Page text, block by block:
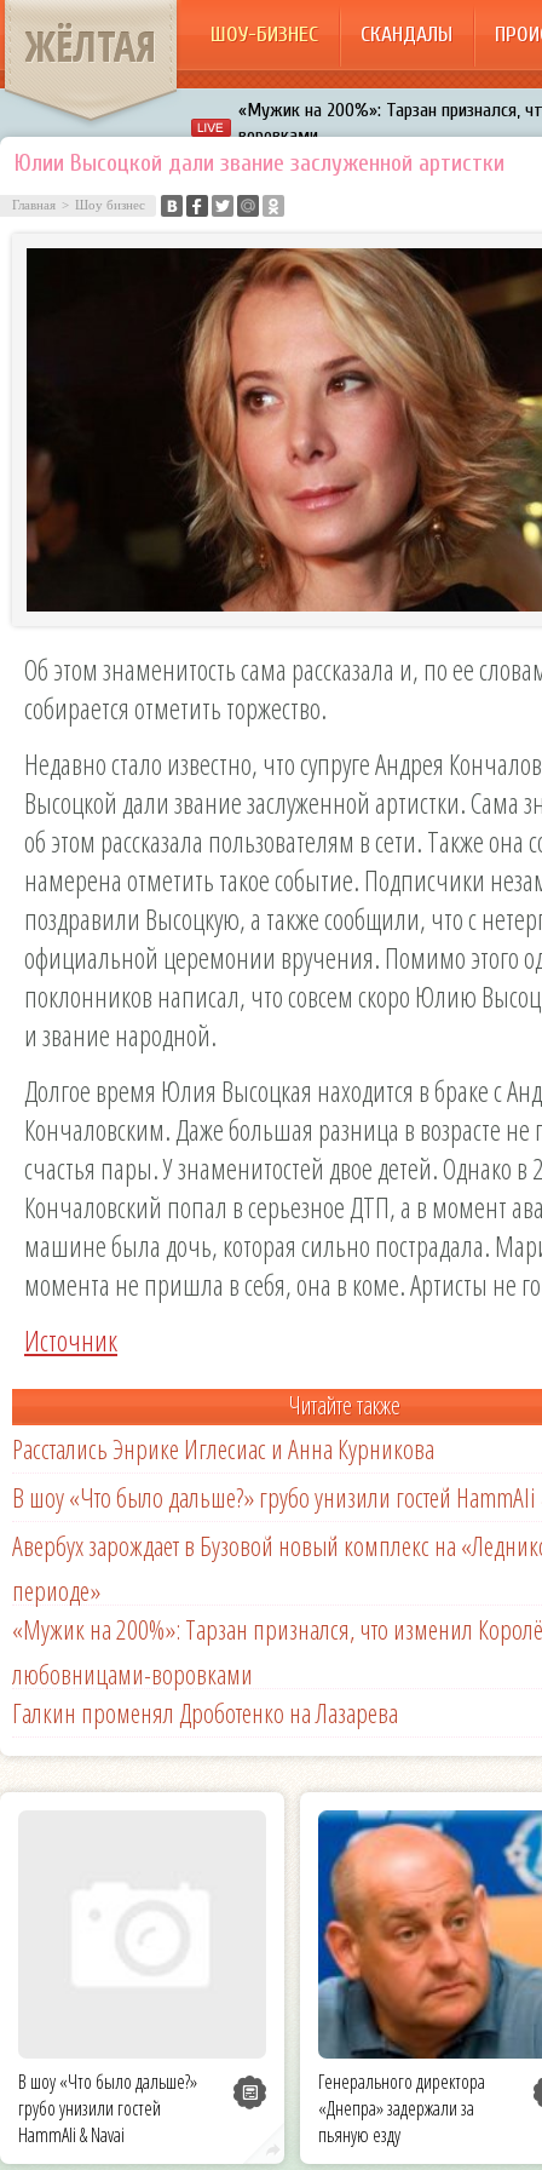
ЖЁЛТАЯ ШОУ-БИЗНЕС СКАНДАЛЫ
«Мужик на 200%»: Тарзан признался,
воровками
Галкин променял Дроботенко на
Расстались Энрике Иглесиас и Анна
Авербух зарождает в Бузовой новый
Юлии Высоцкой дали звание заслуженной артистки
Главная > Шоу бизнес
Об этом знаменитость сама рассказала и, по ее
собирается отметить торжество.
Недавно стало известно, что супруге Андрея
Высоцкой дали звание заслуженной артистки. Сама
об этом рассказала пользователям в сети. Также она
намерена отметить такое событие. Подписчики
поздравили Высоцкую, а также сообщили, что с
официальной церемонии вручения. Помимо этого
поклонников написал, что совсем скоро Юлию
и звание народной.
Долгое время Юлия Высоцкая находится в браке с
Кончаловским. Даже большая разница в возрасте не
счастья пары. У знаменитостей двое детей. Однако в
Кончаловский попал в серьезное ДТП, а в момент
машине была дочь, которая сильно пострадала.
момента не пришла в себя, она в коме. Артисты не
Источник
Читайте также
Расстались Энрике Иглесиас и Анна Курникова
В шоу «Что было дальше?» грубо унизили гостей HammAli
Авербух зарождает в Бузовой новый комплекс на
периоде»
«Мужик на 200%»: Тарзан признался, что изменил
любовницами-воровками
Галкин променял Дроботенко на Лазарева
В шоу «Что было дальше?»
грубо унизили гостей
HammAli & Navai
Генерального директора
«Днепра» задержали за
пьяную езду